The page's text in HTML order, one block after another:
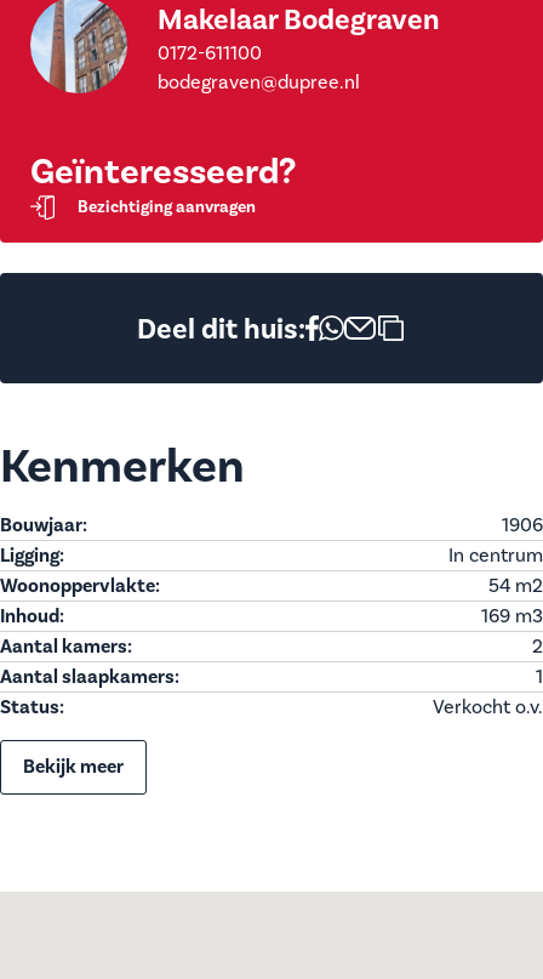
Makelaar Bodegraven
0172-611100
bodegraven@dupree.nl
Geïnteresseerd?
Bezichtiging aanvragen
Deel dit huis:
Kenmerken
Bouwjaar: 1906
Ligging: In centrum
Woonoppervlakte: 54 m2
Inhoud: 169 m3
Aantal kamers: 2
Aantal slaapkamers: 1
Status: Verkocht o.v.
Bekijk meer